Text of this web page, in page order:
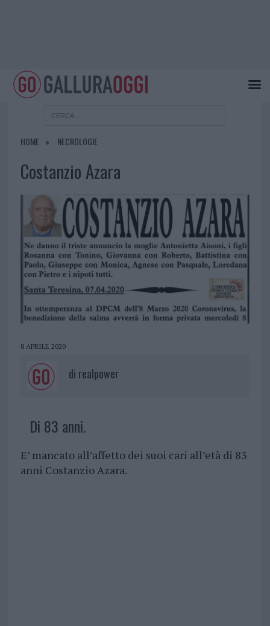
HOME NECROLOGIE
Costanzio Azara
8 APRILE 2020
di realpower
Di 83 anni.
E’ mancato all’affetto dei suoi cari all’età di 83
anni Costanzio Azara.